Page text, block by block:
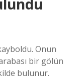
Onun
bir gölün
bulunur.